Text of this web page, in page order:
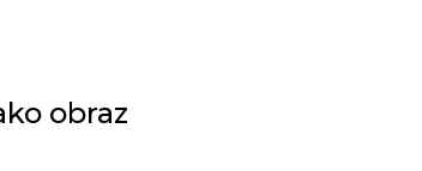
obraz